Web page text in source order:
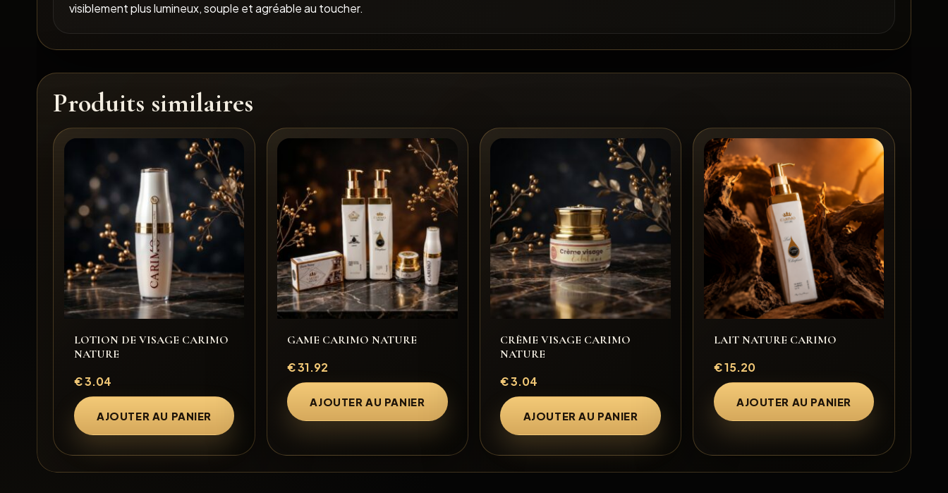
visiblement plus lumineux, souple et agréable au toucher.
Produits similaires
LOTION DE VISAGE CARIMO
NATURE
€3.04
AJOUTER AU PANIER
GAME CARIMO NATURE
€31.92
AJOUTER AU PANIER
CRÈME VISAGE CARIMO
NATURE
€3.04
AJOUTER AU PANIER
LAIT NATURE CARIMO
€15.20
AJOUTER AU PANIER